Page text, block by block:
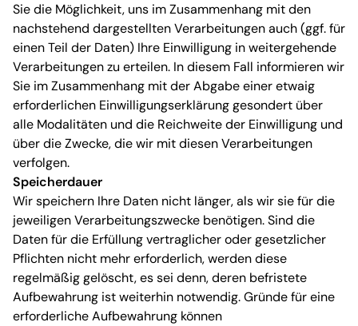
Sie die Möglichkeit, uns im Zusammenhang mit den
nachstehend dargestellten Verarbeitungen auch (ggf. für
einen Teil der Daten) Ihre Einwilligung in weitergehende
Verarbeitungen zu erteilen. In diesem Fall informieren wir
Sie im Zusammenhang mit der Abgabe einer etwaig
erforderlichen Einwilligungserklärung gesondert über
alle Modalitäten und die Reichweite der Einwilligung und
über die Zwecke, die wir mit diesen Verarbeitungen
verfolgen.
Speicherdauer
Wir speichern Ihre Daten nicht länger, als wir sie für die
jeweiligen Verarbeitungszwecke benötigen. Sind die
Daten für die Erfüllung vertraglicher oder gesetzlicher
Pflichten nicht mehr erforderlich, werden diese
regelmäßig gelöscht, es sei denn, deren befristete
Aufbewahrung ist weiterhin notwendig. Gründe für eine
erforderliche Aufbewahrung können